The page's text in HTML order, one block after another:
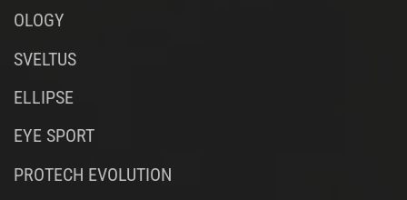
OLOGY
SVELTUS
ELLIPSE
EYE SPORT
PROTECH EVOLUTION